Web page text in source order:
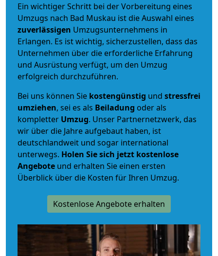
Ein wichtiger Schritt bei der Vorbereitung eines
Umzugs nach Bad Muskau ist die Auswahl eines
zuverlässigen Umzugsunternehmens in
Erlangen. Es ist wichtig, sicherzustellen, dass das
Unternehmen über die erforderliche Erfahrung
und Ausrüstung verfügt, um den Umzug
erfolgreich durchzuführen.
Bei uns können Sie kostengünstig und stressfrei
umziehen, sei es als Beiladung oder als
kompletter Umzug. Unser Partnernetzwerk, das
wir über die Jahre aufgebaut haben, ist
deutschlandweit und sogar international
unterwegs. Holen Sie sich jetzt kostenlose
Angebote und erhalten Sie einen ersten
Überblick über die Kosten für Ihren Umzug.
Kostenlose Angebote erhalten